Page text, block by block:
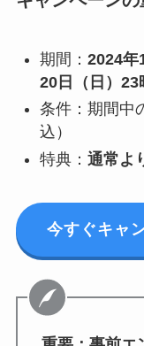
期間： 2024年
20日（日）23
条件：期間中
込）
特典： 通常よ
今すぐキャ